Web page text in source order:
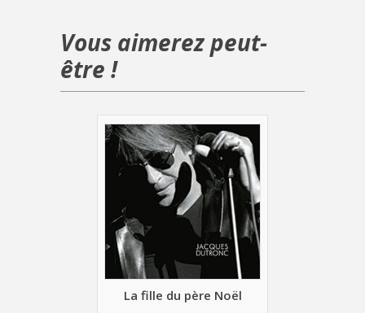
Vous aimerez peut-
être !
La fille du père Noël